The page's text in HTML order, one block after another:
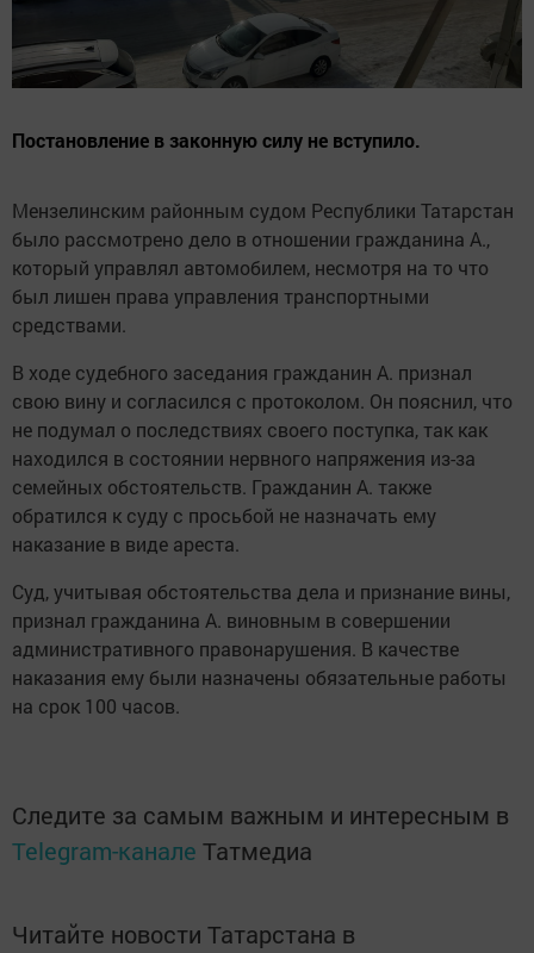
Постановление в законную силу не вступило.
Мензелинским районным судом Республики Татарстан
было рассмотрено дело в отношении гражданина А.,
который управлял автомобилем, несмотря на то что
был лишен права управления транспортными
средствами.
В ходе судебного заседания гражданин А. признал
свою вину и согласился с протоколом. Он пояснил, что
не подумал о последствиях своего поступка, так как
находился в состоянии нервного напряжения из-за
семейных обстоятельств. Гражданин А. также
обратился к суду с просьбой не назначать ему
наказание в виде ареста.
Суд, учитывая обстоятельства дела и признание вины,
признал гражданина А. виновным в совершении
административного правонарушения. В качестве
наказания ему были назначены обязательные работы
на срок 100 часов.
Следите за самым важным и интересным в
Telegram-канале Татмедиа
Читайте новости Татарстана в